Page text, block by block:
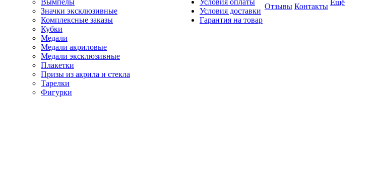
Вымпелы
Значки эксклюзивные
Комплексные заказы
Кубки
Медали
Медали акриловые
Медали эксклюзивные
Плакетки
Призы из акрила и стекла
Тарелки
Фигурки
Условия оплаты
Условия доставки
Гарантия на товар
Отзывы Контакты Ещё